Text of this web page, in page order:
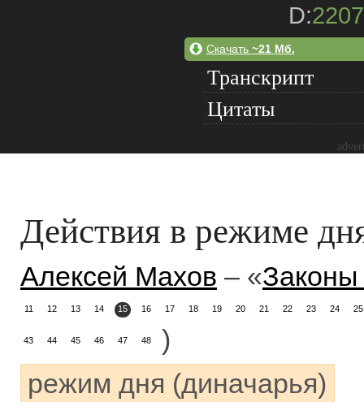
D:2207
Скачать ~21 Мб.
Транскрипт
Цитаты
Действия в режиме
Алексей Махов – «
11 12 13 14 15 16 17 18 19 20 21 22 23 24 25
43 44 45 46 47 48
)
режим дня (диначарья)